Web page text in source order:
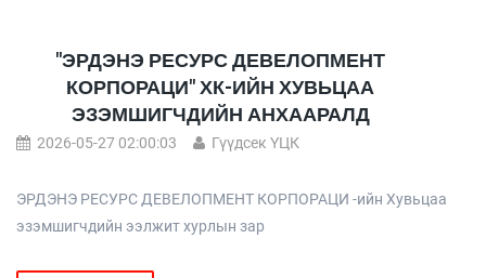
"ЭРДЭНЭ РЕСУРС ДЕВЕЛОПМЕНТ
КОРПОРАЦИ" ХК-ИЙН ХУВЬЦАА
ЭЗЭМШИГЧДИЙН АНХААРАЛД
2026-05-27 02:00:03 Гүүдсек ҮЦК
ЭРДЭНЭ РЕСУРС ДЕВЕЛОПМЕНТ КОРПОРАЦИ -ийн Хувьцаа
эзэмшигчдийн ээлжит хурлын зар